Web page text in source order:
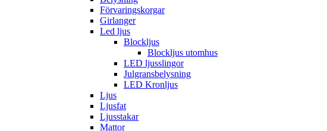
Förvaringskorgar
Girlanger
Led ljus
Blockljus
Blockljus utomhus
LED ljusslingor
Julgransbelysning
LED Kronljus
Ljus
Ljusfat
Ljusstakar
Mattor